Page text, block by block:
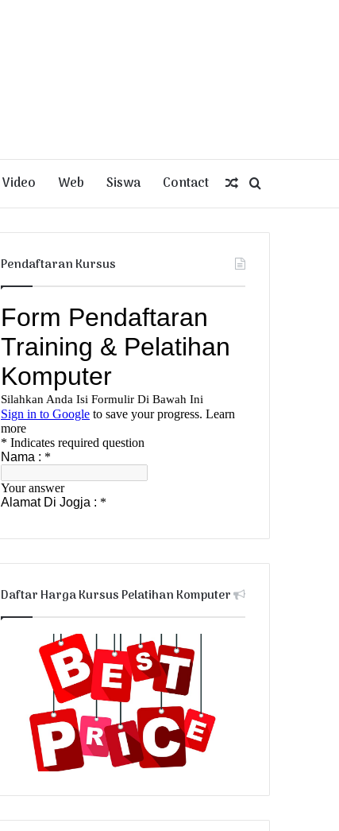
Video Web Siswa Contact
for
Random
Article
Pendaftaran Kursus
Daftar Harga Kursus Pelatihan Komputer